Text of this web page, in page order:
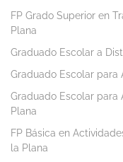
FP Grado Superior en
Plana
Graduado Escolar a
Graduado Escolar para
Graduado Escolar para
Plana
FP Básica en
la Plana